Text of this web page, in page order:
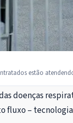
estão
doenças
fluxo –